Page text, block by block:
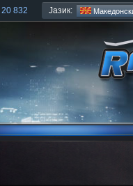
20 832 Јазик: